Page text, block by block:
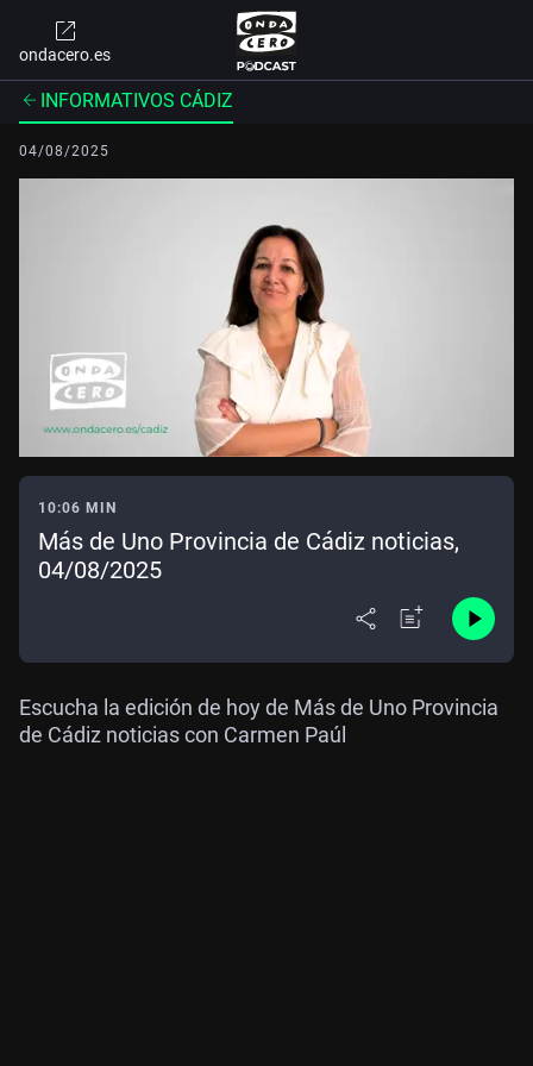
ondacero.es
INFORMATIVOS CÁDIZ
04/08/2025
10:06 MIN
Más de Uno Provincia de Cádiz noticias,
04/08/2025
Escucha la edición de hoy de Más de Uno Provincia
de Cádiz noticias con Carmen Paúl